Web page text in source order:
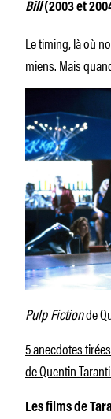
Bill(2003 et
Le timing, là où
miens. Mais
Pulp Fictionde
5 anecdotes
de Quentin
Les films de